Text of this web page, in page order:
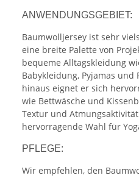
ANWENDUNGSGEBIET:
Baumwolljersey ist sehr
eine breite Palette von
bequeme Alltagskleidung
Babykleidung, Pyjamas
hinaus eignet er sich
wie Bettwäsche und
Textur und
hervorragende Wahl für
PFLEGE:
Wir empfehlen, den